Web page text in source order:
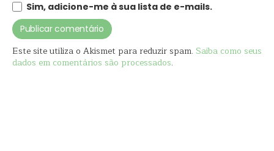
Sim, adicione-me à sua lista de e-mails.
Este site utiliza o Akismet para reduzir spam. Saiba como seus
dados em comentários são processados.